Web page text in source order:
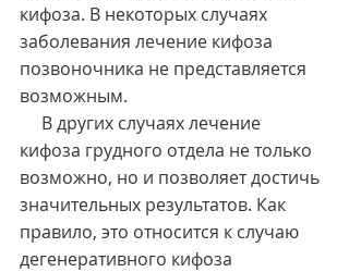
кифоза. В некоторых случаях
заболевания лечение кифоза
позвоночника не представляется
возможным.
кифоза грудного отдела не только
возможно, но и позволяет достичь
значительных результатов. Как
правило, это относится к случаю
дегенеративного кифоза